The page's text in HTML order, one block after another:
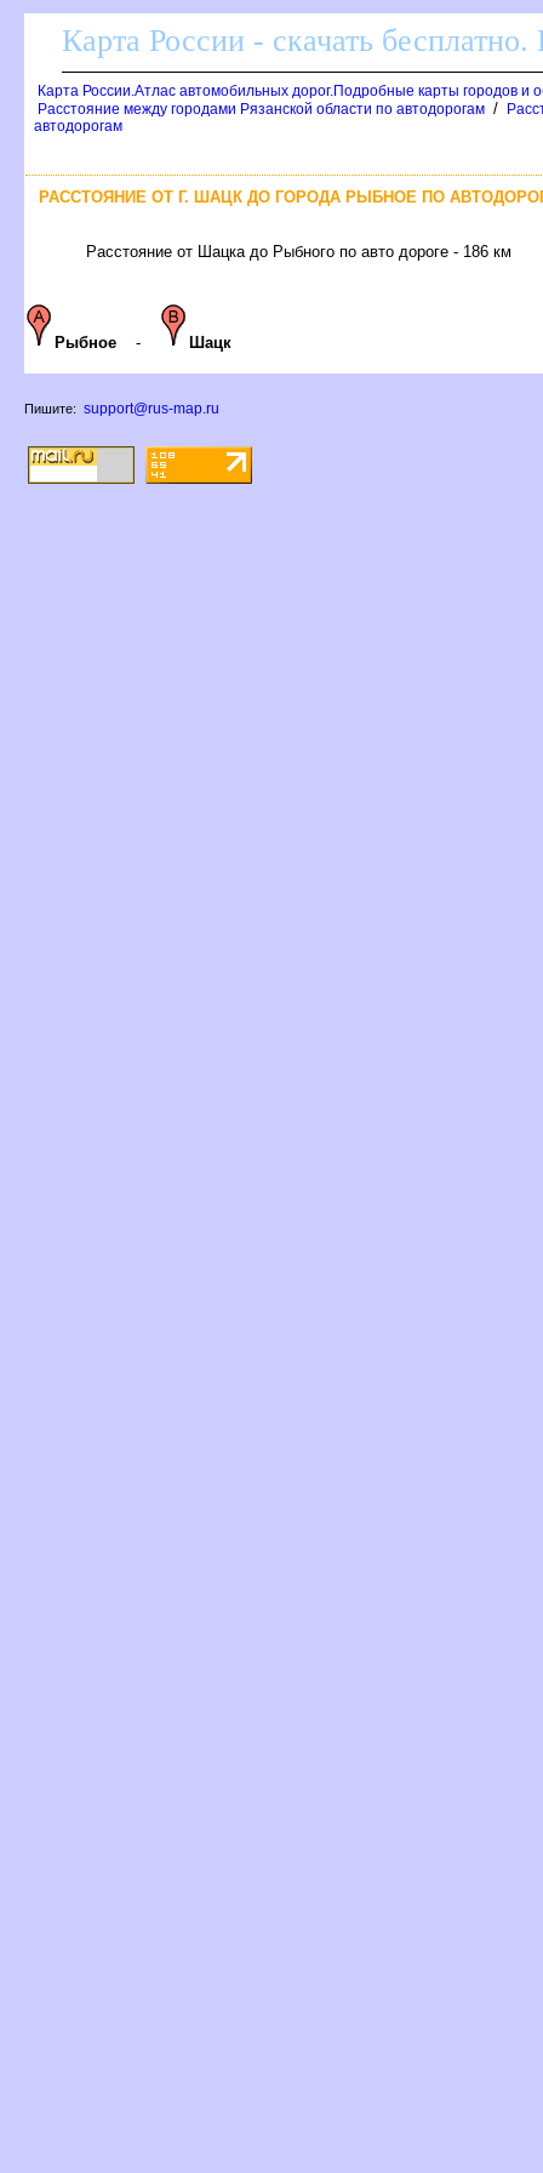
Карта России - скачать
Карта России.Атлас автомобильных дорог.Подробные карты городов и
Расстояние между городами Рязанской области по автодорогам /
автодорогам
РАССТОЯНИЕ ОТ Г. ШАЦК ДО ГОРОДА РЫБНОЕ ПО
Расстояние от Шацка до Рыбного по авто дороге - 186 км
Рыбное - Шацк
Пишите: support@rus-map.ru